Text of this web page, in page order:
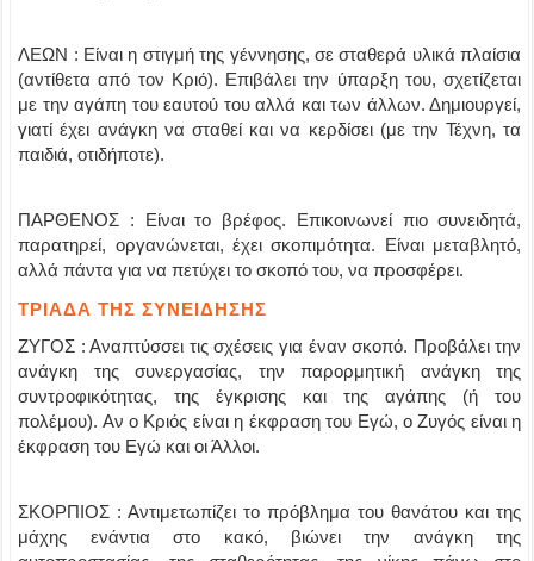
ΛΕΩΝ : Είναι η στιγμή της γέννησης, σε σταθερά υλικά πλαίσια
(αντίθετα από τον Κριό). Επιβάλει την ύπαρξη του, σχετίζεται
με την αγάπη του εαυτού του αλλά και των άλλων. Δημιουργεί,
γιατί έχει ανάγκη να σταθεί και να κερδίσει (με την Τέχνη, τα
παιδιά, οτιδήποτε).
ΠΑΡΘΕΝΟΣ : Είναι το βρέφος. Επικοινωνεί πιο συνειδητά,
παρατηρεί, οργανώνεται, έχει σκοπιμότητα. Είναι μεταβλητό,
αλλά πάντα για να πετύχει το σκοπό του, να προσφέρει.
ΤΡΙΑΔΑ ΤΗΣ ΣΥΝΕΙΔΗΣΗΣ
ΖΥΓΟΣ : Αναπτύσσει τις σχέσεις για έναν σκοπό. Προβάλει την
ανάγκη της συνεργασίας, την παρορμητική ανάγκη της
συντροφικότητας, της έγκρισης και της αγάπης (ή του
πολέμου). Αν ο Κριός είναι η έκφραση του Εγώ, ο Ζυγός είναι η
έκφραση του Εγώ και οι Άλλοι.
ΣΚΟΡΠΙΟΣ : Αντιμετωπίζει το πρόβλημα του θανάτου και της
μάχης ενάντια στο κακό, βιώνει την ανάγκη της